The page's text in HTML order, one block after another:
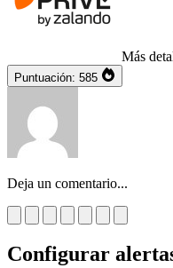
Más
Puntuación: 585
Deja un comentario...
Configurar